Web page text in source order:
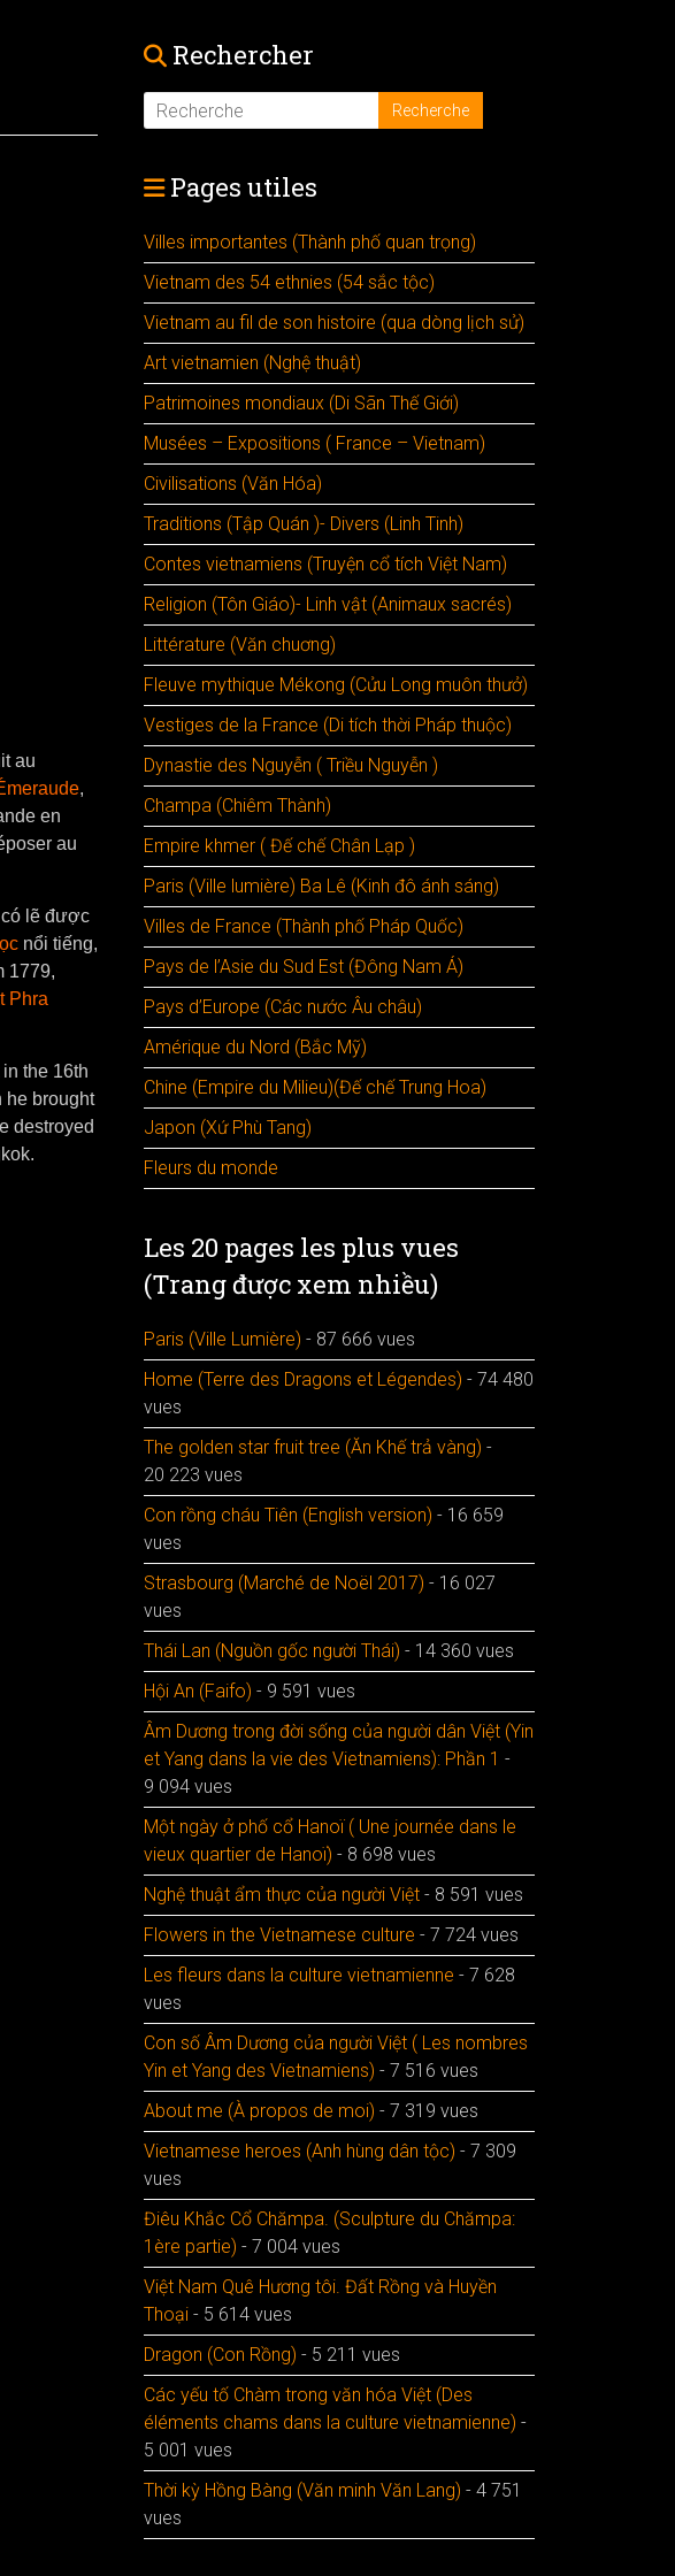
au
,
en
au
có lẽ được
nổi tiếng,
1779,
Phra
the 16th
he brought
destroyed
Rechercher
Pages utiles
Villes importantes (Thành phố quan trọng)
Vietnam des 54 ethnies (54 sắc tộc)
Vietnam au fil de son histoire (qua dòng lịch sử)
Art vietnamien (Nghệ thuật)
Patrimoines mondiaux (Di Sãn Thế Giới)
Musées – Expositions ( France – Vietnam)
Civilisations (Văn Hóa)
Traditions (Tập Quán )- Divers (Linh Tinh)
Contes vietnamiens (Truyện cổ tích Việt Nam)
Religion (Tôn Giáo)- Linh vật (Animaux sacrés)
Littérature (Văn chuơng)
Fleuve mythique Mékong (Cửu Long muôn thưở)
Vestiges de la France (Di tích thời Pháp thuộc)
Dynastie des Nguyễn ( Triều Nguyễn )
Champa (Chiêm Thành)
Empire khmer ( Đế chế Chân Lạp )
Paris (Ville lumière) Ba Lê (Kinh đô ánh sáng)
Villes de France (Thành phố Pháp Quốc)
Pays de l’Asie du Sud Est (Đông Nam Á)
Pays d’Europe (Các nước Âu châu)
Amérique du Nord (Bắc Mỹ)
Chine (Empire du Milieu)(Đế chế Trung Hoa)
Japon (Xứ Phù Tang)
Fleurs du monde
Les 20 pages les plus vues
(Trang được xem nhiều)
Paris (Ville Lumière) - 87 666 vues
Home (Terre des Dragons et Légendes) - 74 480
vues
The golden star fruit tree (Ăn Khế trả vàng) -
20 223 vues
Con rồng cháu Tiên (English version) - 16 659
vues
Strasbourg (Marché de Noël 2017) - 16 027
vues
Thái Lan (Nguồn gốc người Thái) - 14 360 vues
Hội An (Faifo) - 9 591 vues
Âm Dương trong đời sống của người dân Việt (Yin
et Yang dans la vie des Vietnamiens): Phần 1 -
9 094 vues
Một ngày ở phố cổ Hanoï ( Une journée dans le
vieux quartier de Hanoï) - 8 698 vues
Nghệ thuật ẩm thực của người Việt - 8 591 vues
Flowers in the Vietnamese culture - 7 724 vues
Les fleurs dans la culture vietnamienne - 7 628
vues
Con số Âm Dương của người Việt ( Les nombres
Yin et Yang des Vietnamiens) - 7 516 vues
About me (À propos de moi) - 7 319 vues
Vietnamese heroes (Anh hùng dân tộc) - 7 309
vues
Điêu Khắc Cổ Chămpa. (Sculpture du Chămpa:
1ère partie) - 7 004 vues
Việt Nam Quê Hương tôi. Đất Rồng và Huyền
Thoại - 5 614 vues
Dragon (Con Rồng) - 5 211 vues
Các yếu tố Chàm trong văn hóa Việt (Des
éléments chams dans la culture vietnamienne) -
5 001 vues
Thời kỳ Hồng Bàng (Văn minh Văn Lang) - 4 751
vues